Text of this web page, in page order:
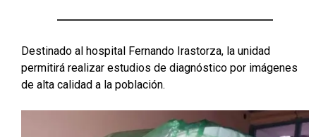
Destinado al hospital Fernando Irastorza, la unidad
permitirá realizar estudios de diagnóstico por imágenes
de alta calidad a la población.